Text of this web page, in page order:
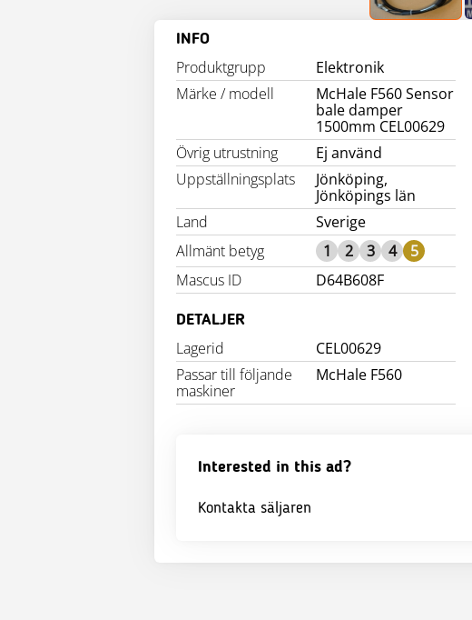
INFO
Produktgrupp
Elektronik
Märke / modell
McHale F560 Sensor
bale damper
1500mm CEL00629
Övrig utrustning
Ej använd
Uppställningsplats
Jönköping,
Jönköpings län
Land
Sverige
Allmänt betyg
1 2 3 4
5
Mascus ID
D64B608F
DETALJER
Lagerid CEL00629
Passar till följande
maskiner
McHale F560
Interested in this ad?
Kontakta säljaren